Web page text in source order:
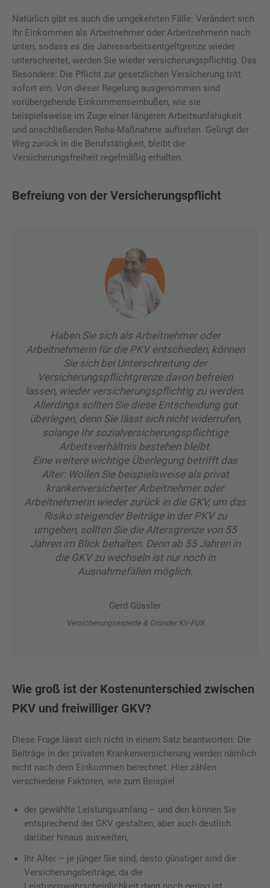
Natürlich gibt es auch die umgekehrten Fälle: Verändert sich
Ihr Einkommen als Arbeitnehmer oder Arbeitnehmerin nach
unten, sodass es die Jahresarbeitsentgeltgrenze wieder
unterschreitet, werden Sie wieder versicherungspflichtig. Das
Besondere: Die Pflicht zur gesetzlichen Versicherung tritt
sofort ein. Von dieser Regelung ausgenommen sind
vorübergehende Einkommenseinbußen, wie sie
beispielsweise im Zuge einer längeren Arbeitsunfähigkeit
und anschließenden Reha-Maßnahme auftreten. Gelingt der
Weg zurück in die Berufstätigkeit, bleibt die
Versicherungsfreiheit regelmäßig erhalten.
Befreiung von der Versicherungspflicht
Haben Sie sich als Arbeitnehmer oder
Arbeitnehmerin für die PKV entschieden, können
Sie sich bei Unterschreitung der
Versicherungspflichtgrenze davon befreien
lassen, wieder versicherungspflichtig zu werden.
Allerdings sollten Sie diese Entscheidung gut
überlegen, denn Sie lässt sich nicht widerrufen,
solange Ihr sozialversicherungspflichtige
Arbeitsverhältnis bestehen bleibt.
Eine weitere wichtige Überlegung betrifft das
Alter: Wollen Sie beispielsweise als privat
krankenversicherter Arbeitnehmer oder
Arbeitnehmerin wieder zurück in die GKV, um das
Risiko steigender Beiträge in der PKV zu
umgehen, sollten Sie die Altersgrenze von 55
Jahren im Blick behalten. Denn ab 55 Jahren in
die GKV zu wechseln ist nur noch in
Ausnahmefällen möglich.
Gerd Güssler
Versicherungsexperte & Gründer KV-FUX
Wie groß ist der Kostenunterschied zwischen
PKV und freiwilliger GKV?
Diese Frage lässt sich nicht in einem Satz beantworten: Die
Beiträge in der privaten Krankenversicherung werden nämlich
nicht nach dem Einkommen berechnet. Hier zählen
verschiedene Faktoren, wie zum Beispiel
der gewählte Leistungsumfang – und den können Sie
entsprechend der GKV gestalten, aber auch deutlich
darüber hinaus ausweiten,
Ihr Alter – je jünger Sie sind, desto günstiger sind die
Versicherungsbeiträge, da die